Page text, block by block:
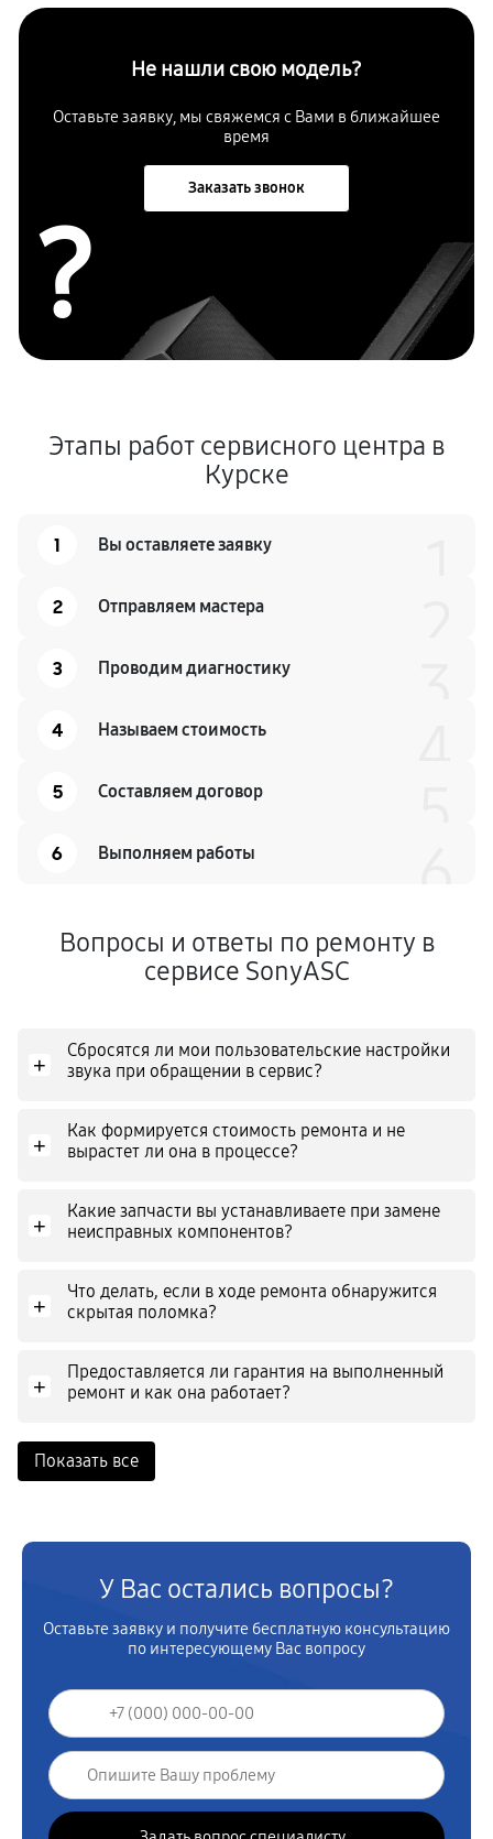
Не нашли свою модель?
Оставьте заявку, мы свяжемся с Вами в ближайшее
время
Заказать звонок
?
Этапы работ сервисного центра в
Курске
1 Вы оставляете заявку
2 Отправляем мастера
3 Проводим диагностику
4 Называем стоимость
5 Составляем договор
6 Выполняем работы
Вопросы и ответы по ремонту в
сервисе SonyASC
+
Сбросятся ли мои пользовательские настройки
звука при обращении в сервис?
+
Как формируется стоимость ремонта и не
вырастет ли она в процессе?
+
Какие запчасти вы устанавливаете при замене
неисправных компонентов?
+
Что делать, если в ходе ремонта обнаружится
скрытая поломка?
+
Предоставляется ли гарантия на выполненный
ремонт и как она работает?
Показать все
У Вас остались вопросы?
Оставьте заявку и получите бесплатную консультацию
по интересующему Вас вопросу